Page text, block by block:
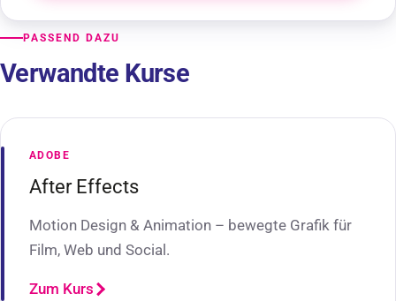
PASSEND DAZU
Verwandte Kurse
ADOBE
After Effects
Motion Design & Animation – bewegte Grafik für
Film, Web und Social.
Zum Kurs